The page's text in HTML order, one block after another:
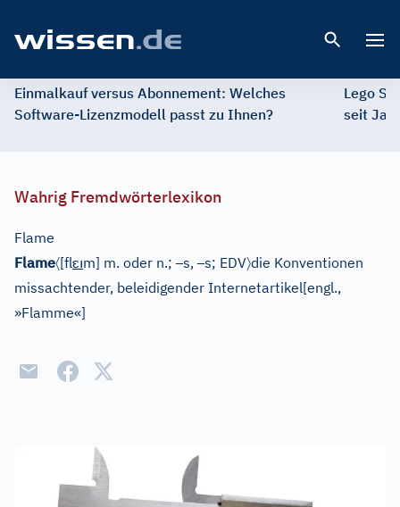
Einmalkauf versus Abonnement: Welches
Software-Lizenzmodell passt zu Ihnen?
Lego
seit
Wahrig Fremdwörterlexikon
Flame
Flame〈[flɛım] m. oder n.;–s,–s; EDV〉die Konventionen
missachtender, beleidigender Internetartikel[engl.,
»Flamme«]